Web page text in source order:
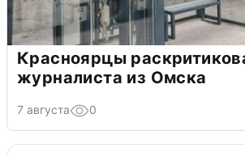
Красноярцы
журналиста из Омска
7 августа 0